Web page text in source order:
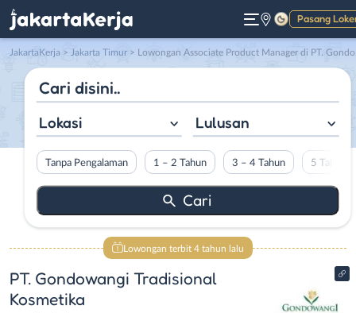
Pasang
Gelap
JakartaKerja > Jakarta Timur > Lowongan Associate Product Manager di PT. Gondowangi Tradisional Kosmetika
Lokasi Lulusan
Tanpa Pengalaman 1 – 2 Tahun 3 – 4 Tahun 5 Tahun
Lowongan terbit 4 tahun lalu
PT. Gondowangi Tradisional
Kosmetika